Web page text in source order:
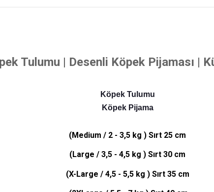
Tulumu | Desenli Köpek Pijaması |
Köpek Tulumu
Köpek Pijama
(Medium / 2 - 3,5 kg ) Sırt 25 cm
(Large / 3,5 - 4,5 kg ) Sırt 30 cm
(X-Large / 4,5 - 5,5 kg ) Sırt 35 cm